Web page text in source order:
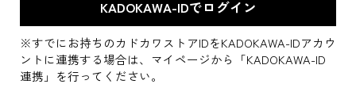
※すでにお持ちのカドカワストアIDをKADOKAWA-IDアカウ
ントに連携する場合は、マイページから「KADOKAWA-ID
連携」を行ってください。